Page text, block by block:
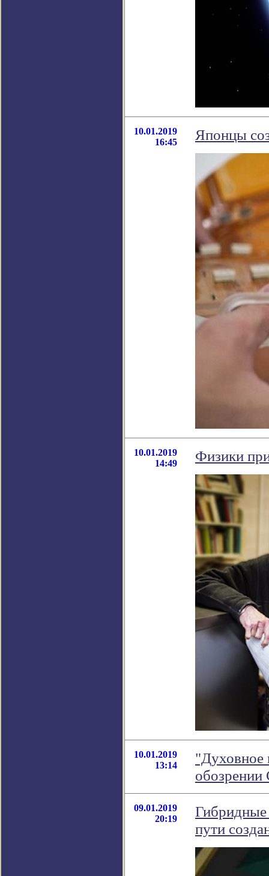
10.01.2019
16:45
Японцы
10.01.2019
14:49
Физики
10.01.2019
13:14
"Духовное
09.01.2019
20:19
Гибридные
пути